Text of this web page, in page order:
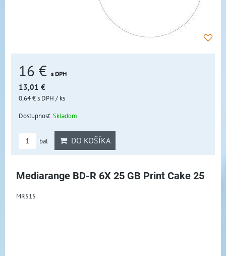
16 € s DPH
13,01 €
0,64 €s DPH / ks
Dostupnosť:Skladom
bal DO KOŠÍKA
Mediarange BD-R 6X 25 GB Print Cake 25
MR515